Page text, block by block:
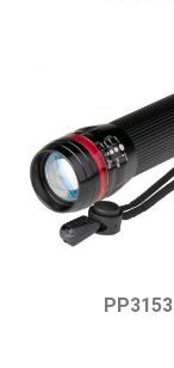
PP3153